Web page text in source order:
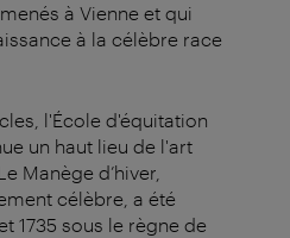
à Vienne et qui
à la célèbre race
l'École d'équitation
un haut lieu de l'art
Manège d’hiver,
célèbre, a été
1735 sous le règne de